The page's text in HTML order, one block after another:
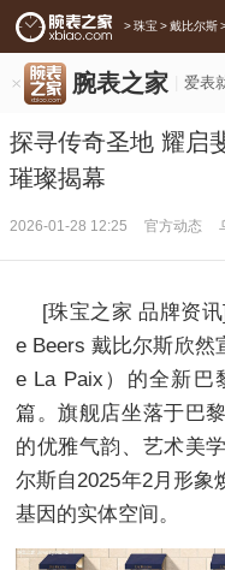
> 珠宝 > 戴比尔斯
腕表之家 爱表
探寻传奇圣地 耀启
璀璨揭幕
2026-01-28 12:25 官方动态
[珠宝之家 品牌资讯
e Beers 戴比尔斯欣然
e La Paix）的全新巴
篇。旗舰店坐落于巴
的优雅气韵、艺术美
尔斯自2025年2月形
基因的实体空间。